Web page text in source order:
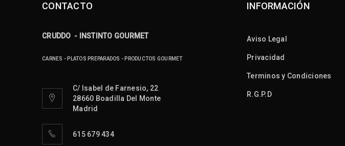
Logo light 4
25
JUL
CONTACTO
CRUDDO - INSTINTO GOURMET
CARNES - PLATOS PREPARADOS - PRODUCTOS GOURMET
C/ Isabel de Farnesio, 22
28660 Boadilla Del Monte
Madrid
615 679 434
INFORMACIÓN
Aviso Legal
Privacidad
Terminos y Condiciones
R.G.P.D